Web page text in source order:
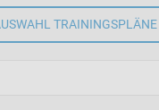
TRAININGSPLÄNE